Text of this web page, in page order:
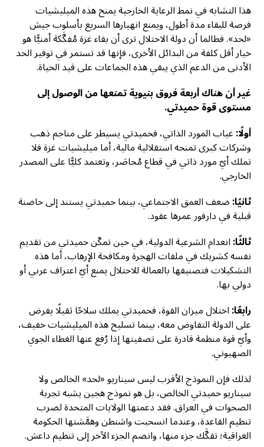
هذا التشابه في نمط الرعاية الخارجية يمنح هذه الميليشيات
فرصة للبقاء مدة أطول، ويمنع انهيارها السريع بأسلوب جيش
«لحد». فطالما أن دولة الاحتلال ترى أن بقاء غزة مُفكَّكة أمنيًّا هو
خيار أقل كلفة من البدائل الأخرى، فإنها قد تستمر في توفير الحد
الأدنى من الدعم الذي يبقي هذه الجماعات على قيد الحياة.
غير أن هناك أربعة فروق بنيوية تمنعها من الوصول إلى
مستوى قوة حميدتي.
أولًا:غياب المورد الذاتي، فحميدتي يسيطر على مناجم ذهب
وشركات كبرى تمنحه استقلالية مالية، أما ميليشيات غزة فلا
تملك أيّ مورد ذاتي في قطاع مُحاصَر، وتعتمد كليًّا على المصدر
الخارجي.
ثانيًا:ضعف العمق الاجتماعي، بينما حميدتي يستند إلى حاضنة
قبلية في دارفور عمرها عقود.
ثالثًا:انعدام الشرعية الدولية، في حين تمكّن حميدتي من تقديم
نفسه كشريك في ملفات الهجرة ومكافحة الإرهاب، أما هذه
التشكيلات فتصنيفها بالعمالة للاحتلال يمنع أيّ اعتراف عربي أو
دولي بها.
رابعًا:اختلال ميزان القوة، فحميدتي يملك سلاحًا ثقيلًا يفرض
على الدولة التفاوض معه، بينما تسليح هذه الميليشيات خفيف،
وأيّ قوة منظمة قادرة على تصفيتها إذا رُفع عنها الغطاء الجوي
الصهيوني.
لذلك فإن النموذج الأقرب ليس سيناريو «لحد» الخالص ولا
سيناريو حميدتي الخالص، بل هو نموذج هجين يشبه تجربة
الصحوات في العراق. فقد دعمتها الولايات المتحدة لضرب
تنظيم القاعدة، وعندما انسحبت واشنطن وهمَّشتها الحكومة
العراقية؛ تفكَّك جزء منها، وانضم الجزء الآخر إلى تنظيم داعش.